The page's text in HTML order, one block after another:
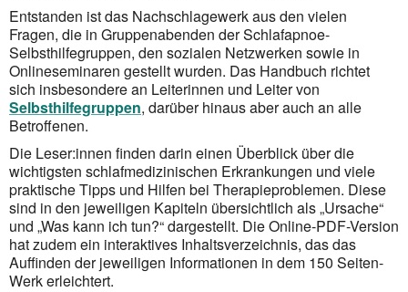
Entstanden ist das Nachschlagewerk aus den vielen
Fragen, die in Gruppenabenden der Schlafapnoe-
Selbsthilfegruppen, den sozialen Netzwerken sowie in
Onlineseminaren gestellt wurden. Das Handbuch richtet
sich insbesondere an Leiterinnen und Leiter von
Selbsthilfegruppen, darüber hinaus aber auch an alle
Betroffenen.
Die Leser:innen finden darin einen Überblick über die
wichtigsten schlafmedizinischen Erkrankungen und viele
praktische Tipps und Hilfen bei Therapieproblemen. Diese
sind in den jeweiligen Kapiteln übersichtlich als „Ursache“
und „Was kann ich tun?“ dargestellt. Die Online-PDF-Version
hat zudem ein interaktives Inhaltsverzeichnis, das das
Auffinden der jeweiligen Informationen in dem 150 Seiten-
Werk erleichtert.